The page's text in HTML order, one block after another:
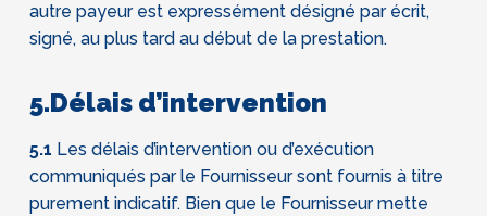
autre payeur est expressément désigné par écrit,
signé, au plus tard au début de la prestation.
5.Délais d’intervention
5.1 Les délais d’intervention ou d’exécution
communiqués par le Fournisseur sont fournis à titre
purement indicatif. Bien que le Fournisseur mette